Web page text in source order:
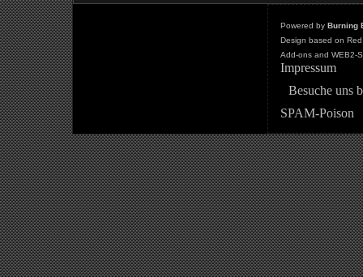
Powered by Burning
Design based on
Add-ons and WEB2-
Impressum
Besuche uns
SPAM-Poison